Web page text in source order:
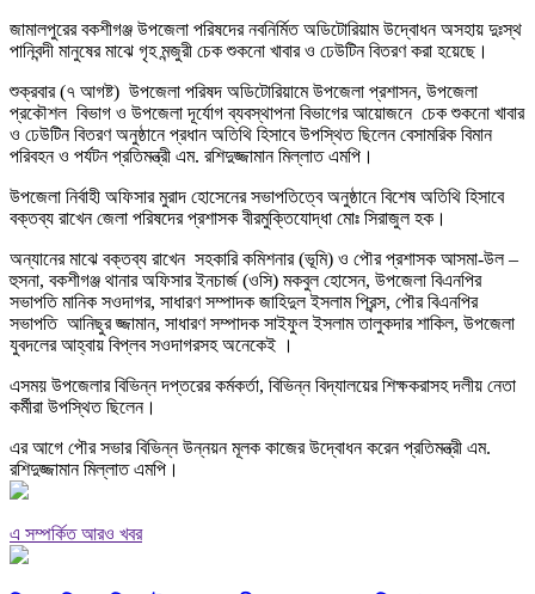
জামালপুরের বকশীগঞ্জ উপজেলা পরিষদের নবনির্মিত অডিটোরিয়াম উদ্বোধন অসহায় দুঃস্থ
পানিবন্দী মানুষের মাঝে গৃহ মন্জুরী চেক শুকনো খাবার ও ঢেউটিন বিতরণ করা হয়েছে।
শুক্রবার (৭ আগষ্ট) উপজেলা পরিষদ অডিটোরিয়ামে উপজেলা প্রশাসন, উপজেলা
প্রকৌশল বিভাগ ও উপজেলা দূর্যোগ ব্যবস্থাপনা বিভাগের আয়োজনে চেক শুকনো খাবার
ও ঢেউটিন বিতরণ অনুষ্ঠানে প্রধান অতিথি হিসাবে উপস্থিত ছিলেন বেসামরিক বিমান
পরিবহন ও পর্যটন প্রতিমন্ত্রী এম. রশিদুজ্জামান মিল্লাত এমপি।
উপজেলা নির্বাহী অফিসার মুরাদ হোসেনের সভাপতিত্বে অনুষ্ঠানে বিশেষ অতিথি হিসাবে
বক্তব্য রাখেন জেলা পরিষদের প্রশাসক বীরমুক্তিযোদ্ধা মোঃ সিরাজুল হক।
অন্যানের মাঝে বক্তব্য রাখেন সহকারি কমিশনার (ভূমি) ও পৌর প্রশাসক আসমা-উল –
হুসনা, বকশীগঞ্জ থানার অফিসার ইনচার্জ (ওসি) মকবুল হোসেন, উপজেলা বিএনপির
সভাপতি মানিক সওদাগর, সাধারণ সম্পাদক জাহিদুল ইসলাম প্রিন্স, পৌর বিএনপির
সভাপতি আনিছুর জ্জামান, সাধারণ সম্পাদক সাইফুল ইসলাম তালুকদার শাকিল, উপজেলা
যুবদলের আহ্বায় বিপ্লব সওদাগরসহ অনেকেই ।
এসময় উপজেলার বিভিন্ন দপ্তরের কর্মকর্তা, বিভিন্ন বিদ্যালয়ের শিক্ষকরাসহ দলীয় নেতা
কর্মীরা উপস্থিত ছিলেন।
এর আগে পৌর সভার বিভিন্ন উন্নয়ন মূলক কাজের উদ্বোধন করেন প্রতিমন্ত্রী এম.
রশিদুজ্জামান মিল্লাত এমপি।
এ সম্পর্কিত আরও খবর